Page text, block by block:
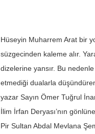
Hüseyin Muharrem Arat bir
süzgecinden kaleme alır.
dizelerine yansır. Bu
etmediği dualarla
yazar Sayın Ömer Tuğrul
İlim İrfan Deryası’nın
Pir Sultan Abdal Mevlana